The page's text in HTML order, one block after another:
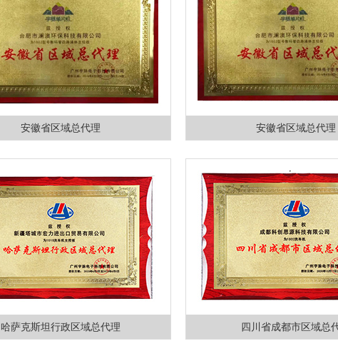
安徽省区域总代理 安徽省区域总代理
哈萨克斯坦行政区域总代理 四川省成都市区域总